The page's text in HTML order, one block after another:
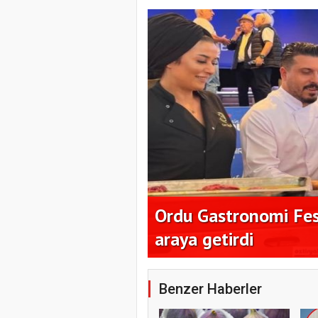
Ordu Gastronomi
araya getirdi
Benzer Haberler